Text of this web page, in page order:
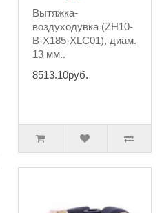
Вытяжка-
воздуходувка (ZH10-
B-X185-XLC01), диам.
13 мм..
8513.10руб.